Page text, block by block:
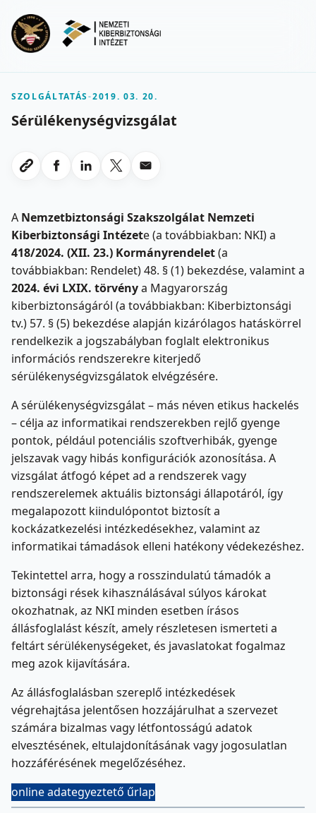
SZOLGÁLTATÁS-2019. 03. 20.
Sérülékenységvizsgálat
Link masolasa
Megosztas Facebookon
Megosztas LinkedInen
Megosztas X-en
Megosztas emailben
A Nemzetbiztonsági Szakszolgálat Nemzeti
Kiberbiztonsági Intézete (a továbbiakban: NKI) a
418/2024. (XII. 23.) Kormányrendelet(a
továbbiakban: Rendelet) 48. § (1) bekezdése, valamint a
2024. évi LXIX. törvénya Magyarország
kiberbiztonságáról (a továbbiakban: Kiberbiztonsági
tv.) 57. § (5) bekezdése alapján kizárólagos hatáskörrel
rendelkezik a jogszabályban foglalt elektronikus
információs rendszerekre kiterjedő
sérülékenységvizsgálatok elvégzésére.
A sérülékenységvizsgálat – más néven etikus hackelés
– célja az informatikai rendszerekben rejlő gyenge
pontok, például potenciális szoftverhibák, gyenge
jelszavak vagy hibás konfigurációk azonosítása. A
vizsgálat átfogó képet ad a rendszerek vagy
rendszerelemek aktuális biztonsági állapotáról, így
megalapozott kiindulópontot biztosít a
kockázatkezelési intézkedésekhez, valamint az
informatikai támadások elleni hatékony védekezéshez.
Tekintettel arra, hogy a rosszindulatú támadók a
biztonsági rések kihasználásával súlyos károkat
okozhatnak, az NKI minden esetben írásos
állásfoglalást készít, amely részletesen ismerteti a
feltárt sérülékenységeket, és javaslatokat fogalmaz
meg azok kijavítására.
Az állásfoglalásban szereplő intézkedések
végrehajtása jelentősen hozzájárulhat a szervezet
számára bizalmas vagy létfontosságú adatok
elvesztésének, eltulajdonításának vagy jogosulatlan
hozzáférésének megelőzéséhez.
online adategyeztető űrlap